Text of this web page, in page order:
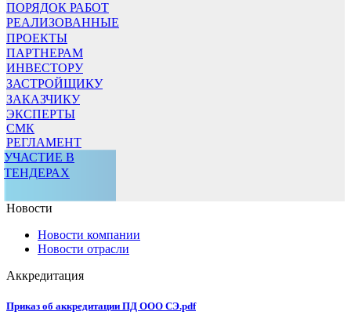
ПОРЯДОК РАБОТ
РЕАЛИЗОВАННЫЕ
ПРОЕКТЫ
ПАРТНЕРАМ
ИНВЕСТОРУ
ЗАСТРОЙЩИКУ
ЗАКАЗЧИКУ
ЭКСПЕРТЫ
СМК
РЕГЛАМЕНТ
УЧАСТИЕ В
ТЕНДЕРАХ
Новости
Новости компании
Новости отрасли
Аккредитация
Приказ об аккредитации ПД ООО СЭ.pdf